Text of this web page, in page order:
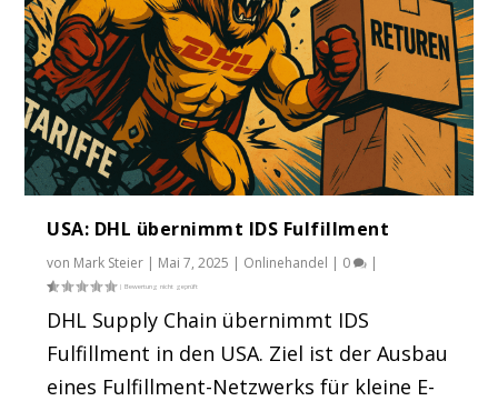
USA: DHL übernimmt IDS Fulfillment
von Mark Steier | Mai 7, 2025 | Onlinehandel | 0 |
DHL Supply Chain übernimmt IDS
Fulfillment in den USA. Ziel ist der Ausbau
eines Fulfillment-Netzwerks für kleine E-